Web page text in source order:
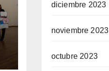
diciembre 2023
noviembre 2023
octubre 2023